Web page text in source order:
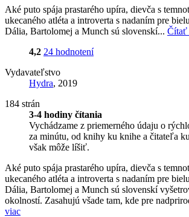
Aké puto spája prastarého upíra, dievča s
ukecaného atléta a introverta s nadaním pre
Dália, Bartolomej a Munch sú slovenskí... Čítať
4,2 24 hodnotení
Vydavateľstvo
Hydra, 2019
184 strán
3-4 hodiny čítania
Vychádzame z priemerného údaju o
za minútu, od knihy ku knihe a čitateľa
však môže líšiť.
Aké puto spája prastarého upíra, dievča s
ukecaného atléta a introverta s nadaním pre
Dália, Bartolomej a Munch sú slovenskí
okolností. Zasahujú všade tam, kde pre
viac